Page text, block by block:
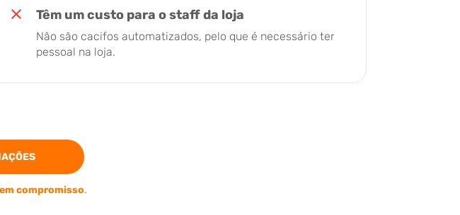
Têm um custo para o staff da loja
Não são cacifos automatizados, pelo que é necessário ter
pessoal na loja.
compromisso.